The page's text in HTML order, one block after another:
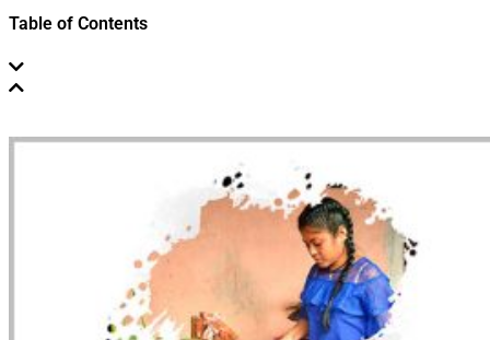
Table of Contents